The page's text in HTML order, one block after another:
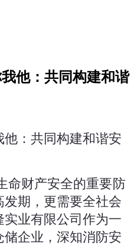
他：共同构建和谐
：共同构建和谐安
期，更需要全社会
业有限公司作为一
企业，深知消防安